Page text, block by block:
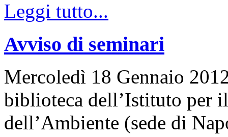
Leggi tutto...
Avviso di seminari
Mercoledì 18 Gennaio
biblioteca dell’Istituto per
dell’Ambiente (sede di